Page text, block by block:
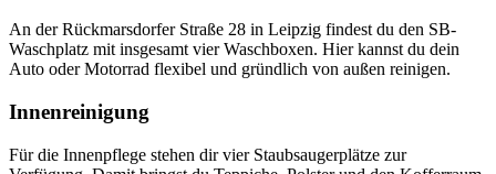
An der Rückmarsdorfer Straße 28 in Leipzig findest du den SB-
Waschplatz mit insgesamt vier Waschboxen. Hier kannst du dein
Auto oder Motorrad flexibel und gründlich von außen reinigen.
Innenreinigung
Für die Innenpflege stehen dir vier Staubsaugerplätze zur